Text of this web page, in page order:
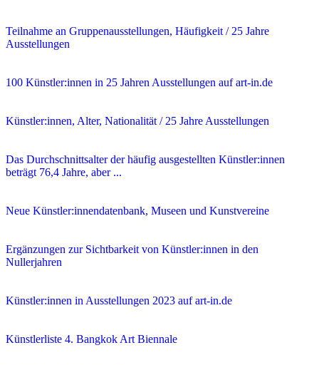
Teilnahme an Gruppenausstellungen, Häufigkeit / 25 Jahre
Ausstellungen
100 Künstler:innen in 25 Jahren Ausstellungen auf art-in.de
Künstler:innen, Alter, Nationalität / 25 Jahre Ausstellungen
Das Durchschnittsalter der häufig ausgestellten Künstler:innen
beträgt 76,4 Jahre, aber ...
Neue Künstler:innendatenbank, Museen und Kunstvereine
Ergänzungen zur Sichtbarkeit von Künstler:innen in den
Nullerjahren
Künstler:innen in Ausstellungen 2023 auf art-in.de
Künstlerliste 4. Bangkok Art Biennale